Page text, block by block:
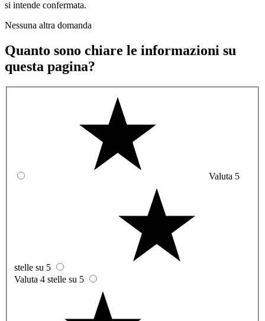
si intende confermata.
Nessuna altra domanda
Quanto sono chiare le informazioni su
questa pagina?
Valuta 5
stelle su 5
Valuta 4 stelle su 5